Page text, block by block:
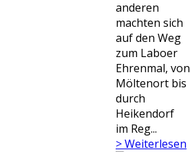
anderen
machten sich
auf den Weg
zum Laboer
Ehrenmal, von
Möltenort bis
durch
Heikendorf
im Reg...
> Weiterlesen